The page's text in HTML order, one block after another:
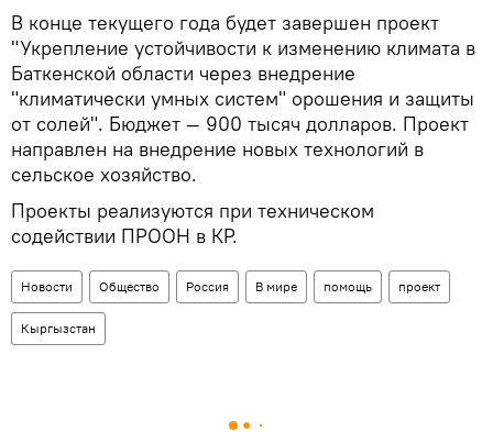
В конце текущего года будет завершен проект
"Укрепление устойчивости к изменению климата в
Баткенской области через внедрение
"климатически умных систем" орошения и защиты
от солей". Бюджет — 900 тысяч долларов. Проект
направлен на внедрение новых технологий в
сельское хозяйство.
Проекты реализуются при техническом
содействии ПРООН в КР.
Новости Общество Россия В мире помощь проект
Кыргызстан